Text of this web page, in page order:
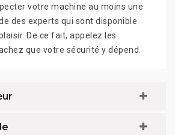
votre machine au moins une
des experts qui sont disponible
De ce fait, appelez les
que votre sécurité y dépend.